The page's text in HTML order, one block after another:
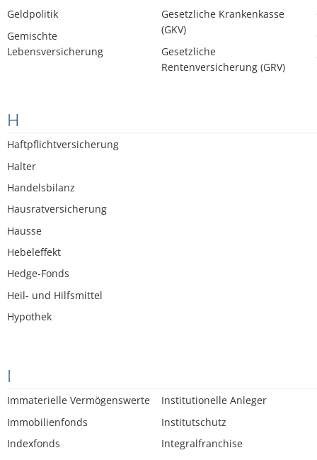
Geldpolitik
Gemischte
Lebensversicherung
Gesetzliche Krankenkasse
(GKV)
Gesetzliche
Rentenversicherung (GRV)
H
Haftpflichtversicherung
Halter
Handelsbilanz
Hausratversicherung
Hausse
Hebeleffekt
Hedge-Fonds
Heil- und Hilfsmittel
Hypothek
I
Immaterielle Vermögenswerte
Immobilienfonds
Indexfonds
Institutionelle Anleger
Institutschutz
Integralfranchise